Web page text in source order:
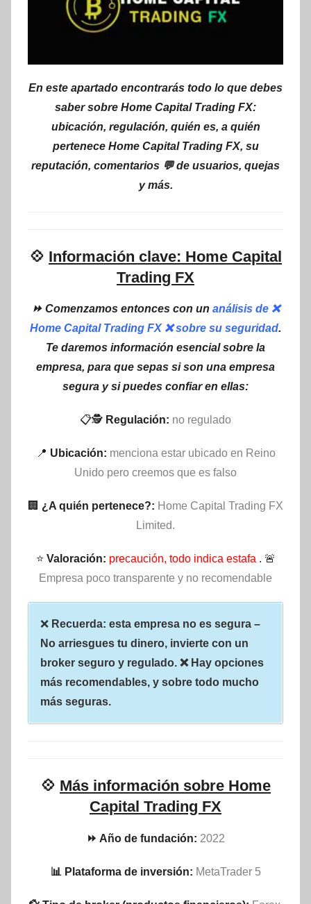
En este apartado encontrarás todo lo que debes
saber sobre Home Capital Trading FX:
ubicación, regulación, quién es, a quién
pertenece Home Capital Trading FX, su
reputación, comentarios 💬 de usuarios, quejas
y más.
💠 Información clave: Home Capital
Trading FX
⏩ Comenzamos entonces con un análisis de ❌
Home Capital Trading FX ❌ sobre su seguridad.
Te daremos información esencial sobre la
empresa, para que sepas si son una empresa
segura y si puedes confiar en ellas:
📋🕵 Regulación: no regulado
📍 Ubicación: menciona estar ubicado en Reino
Unido pero creemos que es falso
🏢 ¿A quién pertenece?: Home Capital Trading FX
Limited.
⭐ Valoración: precaución, todo indica estafa . 🚨
Empresa poco transparente y no recomendable
❌ Recuerda: esta empresa no es segura –
No arriesgues tu dinero, invierte con un
broker seguro y regulado. ❌ Hay opciones
más recomendables, y sobre todo mucho
más seguras.
💠 Más información sobre Home
Capital Trading FX
⏩ Año de fundación: 2022
📊 Plataforma de inversión: MetaTrader 5